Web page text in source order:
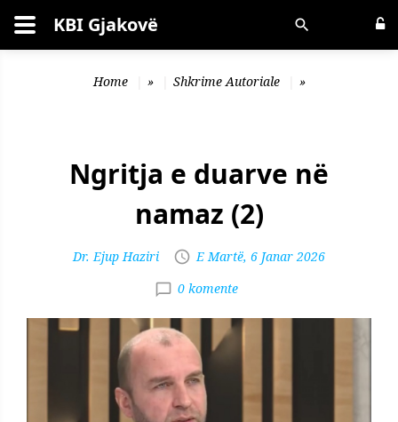
Kërko KBI Gjakovë
Home » Shkrime Autoriale »
Ngritja e duarve në
namaz (2)
Dr. Ejup Haziri
E Martë, 6 Janar 2026
0 komente